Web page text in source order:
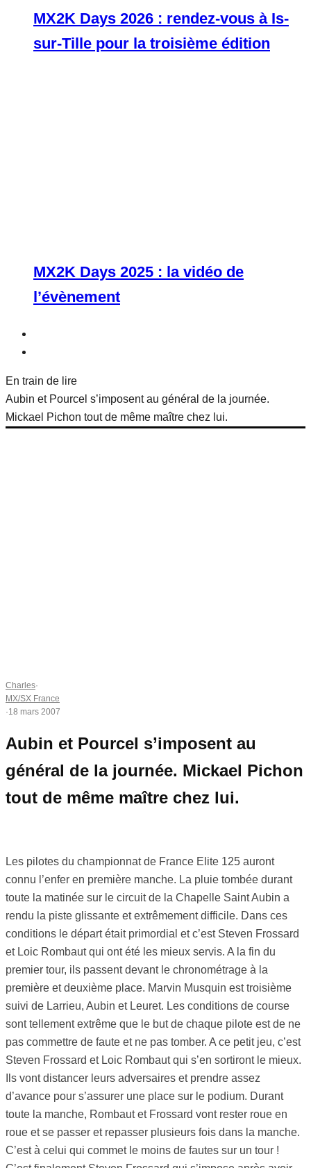
MX2K Days 2026 : rendez-vous à Is-
sur-Tille pour la troisième édition
MX2K Days 2025 : la vidéo de
l’évènement
En train de lire
Aubin et Pourcel s’imposent au général de la journée.
Mickael Pichon tout de même maître chez lui.
Charles·
MX/SX France
·18 mars 2007
Aubin et Pourcel s’imposent au
général de la journée. Mickael Pichon
tout de même maître chez lui.
Les pilotes du championnat de France Elite 125 auront
connu l’enfer en première manche. La pluie tombée durant
toute la matinée sur le circuit de la Chapelle Saint Aubin a
rendu la piste glissante et extrêmement difficile. Dans ces
conditions le départ était primordial et c’est Steven Frossard
et Loic Rombaut qui ont été les mieux servis. A la fin du
premier tour, ils passent devant le chronométrage à la
première et deuxième place. Marvin Musquin est troisième
suivi de Larrieu, Aubin et Leuret. Les conditions de course
sont tellement extrême que le but de chaque pilote est de ne
pas commettre de faute et ne pas tomber. A ce petit jeu, c’est
Steven Frossard et Loic Rombaut qui s’en sortiront le mieux.
Ils vont distancer leurs adversaires et prendre assez
d’avance pour s’assurer une place sur le podium. Durant
toute la manche, Rombaut et Frossard vont rester roue en
roue et se passer et repasser plusieurs fois dans la manche.
C’est à celui qui commet le moins de fautes sur un tour !